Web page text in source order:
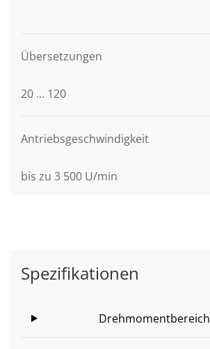
Übersetzungen
20 ... 120
Antriebsgeschwindigkeit
bis zu 3 500 U/min
Spezifikationen
Drehmomentbereich